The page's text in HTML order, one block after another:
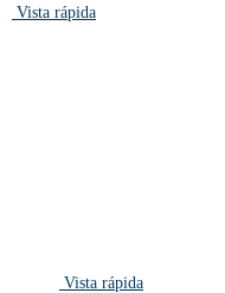
Vista rápida
Vista rápida